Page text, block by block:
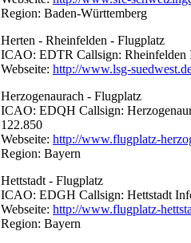
Region: Baden-Württemberg
Herten - Rheinfelden - Flugplatz
ICAO: EDTR Callsign: Rheinfelden
Webseite: http://www.lsg-
Herzogenaurach - Flugplatz
ICAO: EDQH Callsign:
122.850
Webseite: http://www.flugplatz-
Region: Bayern
Hettstadt - Flugplatz
ICAO: EDGH Callsign: Hettstadt
Webseite: http://www.flugplatz-
Region: Bayern